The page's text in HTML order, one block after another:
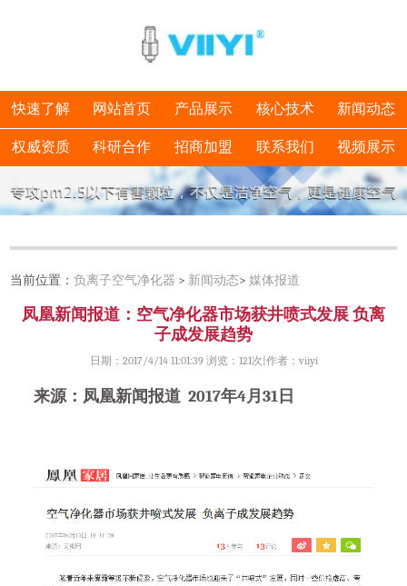
快速了解 网站首页 产品展示 核心技术 新闻动态
权威资质 科研合作 招商加盟 联系我们 视频展示
当前位置：负离子空气净化器 > 新闻动态>媒体报道
凤凰新闻报道：空气净化器市场获井喷式发展 负离
子成发展趋势
日期：2017/4/14 11:01:39 浏览： 121次|作者：viiyi
来源：凤凰新闻报道 2017年4月31日